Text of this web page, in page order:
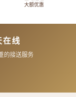
大额优惠
线
的接送服务